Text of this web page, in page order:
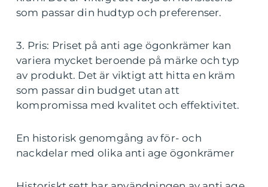
som passar din hudtyp och preferenser.
3. Pris: Priset på anti age ögonkrämer kan
variera mycket beroende på märke och typ
av produkt. Det är viktigt att hitta en kräm
som passar din budget utan att
kompromissa med kvalitet och effektivitet.
En historisk genomgång av för- och
nackdelar med olika anti age ögonkrämer